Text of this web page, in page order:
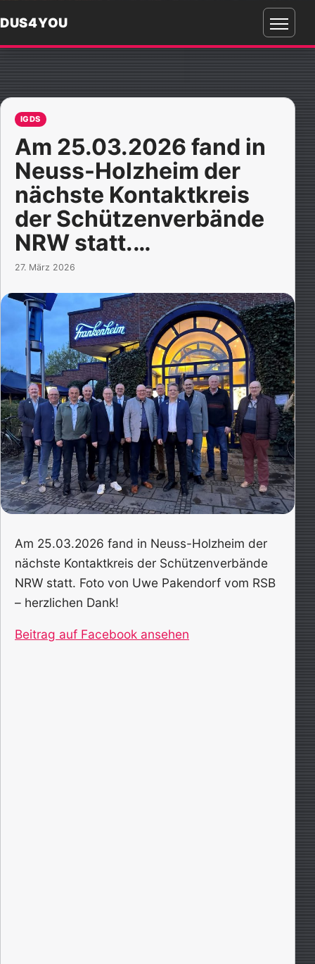
DUS4YOU
Menü
IGDS
Am 25.03.2026 fand in
Neuss-Holzheim der
nächste Kontaktkreis
der Schützenverbände
NRW statt.…
27. März 2026
Am 25.03.2026 fand in Neuss-Holzheim der
nächste Kontaktkreis der Schützenverbände
NRW statt. Foto von Uwe Pakendorf vom RSB
– herzlichen Dank!
Beitrag auf Facebook ansehen